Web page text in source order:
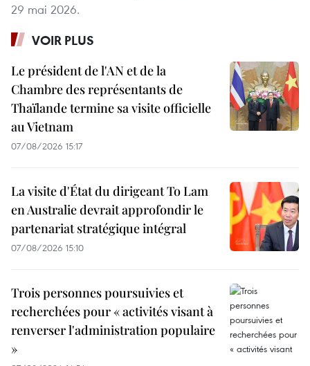
29 mai 2026.
VOIR PLUS
Le président de l'AN et de la
Chambre des représentants de
Thaïlande termine sa visite officielle
au Vietnam
07/08/2026 15:17
La visite d'État du dirigeant To Lam
en Australie devrait approfondir le
partenariat stratégique intégral
07/08/2026 15:10
Trois personnes poursuivies et
recherchées pour « activités visant à
renverser l'administration populaire
»